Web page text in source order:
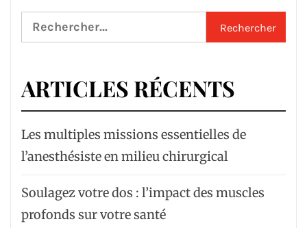
Rechercher :
ARTICLES RÉCENTS
Les multiples missions essentielles de
l’anesthésiste en milieu chirurgical
Soulagez votre dos : l’impact des muscles
profonds sur votre santé